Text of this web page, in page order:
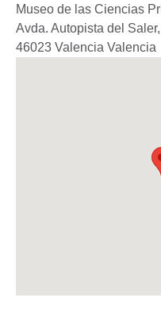
Museo de las Ciencias
Avda. Autopista del
46023 Valencia Valencia